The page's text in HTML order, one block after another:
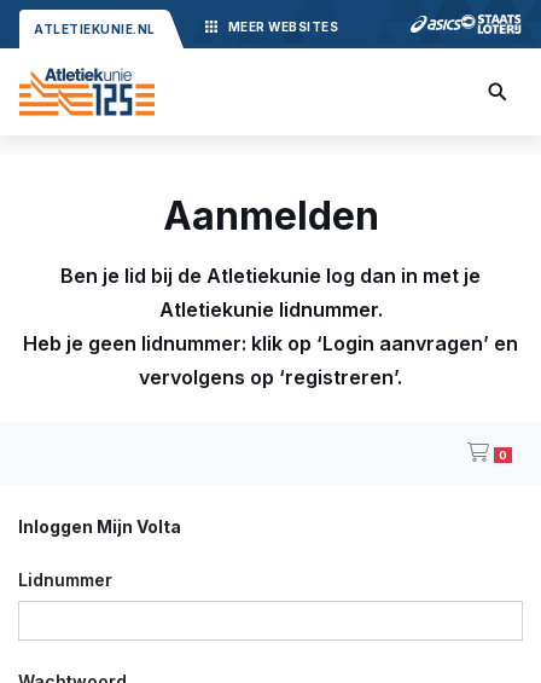
ATLETIEKUNIE.NL MEER WEBSITES
Aanmelden
Ben je lid bij de Atletiekunie log dan in met je
Atletiekunie lidnummer.
Heb je geen lidnummer: klik op ‘Login aanvragen’ en
vervolgens op ‘registreren’.
0
Inloggen Mijn Volta
Lidnummer